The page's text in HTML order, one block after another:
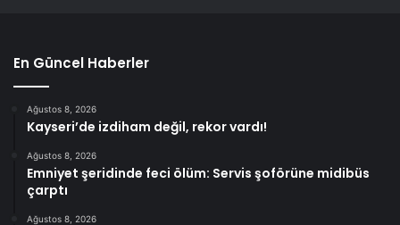
En Güncel Haberler
Ağustos 8, 2026
Kayseri’de izdiham değil, rekor vardı!
Ağustos 8, 2026
Emniyet şeridinde feci ölüm: Servis şoförüne midibüs
çarptı
Ağustos 8, 2026